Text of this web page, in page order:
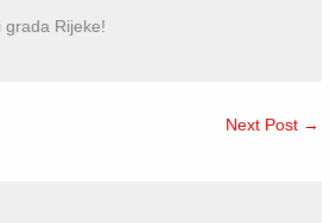
grada Rijeke!
Next Post →